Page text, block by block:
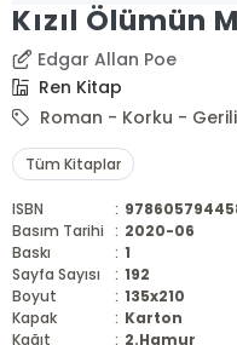
Kızıl Ölümün
Edgar Allan Poe
Ren Kitap
Roman - Korku -
Tüm Kitaplar
ISBN :
Basım Tarihi : 2020-06
Baskı
: 1
Sayfa Sayısı
: 192
Boyut
: 135x210
Kapak
: Karton
Kağıt
: 2.Hamur